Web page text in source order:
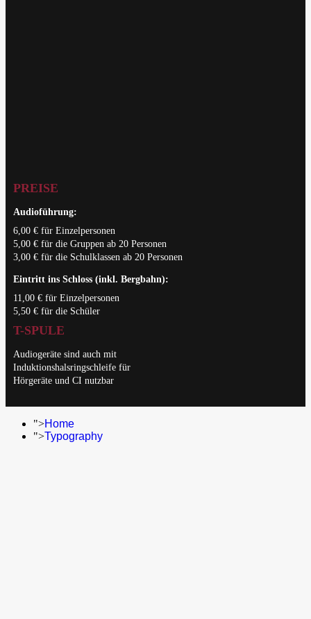
PREISE
Audioführung:
6,00 € für Einzelpersonen
5,00 € für die Gruppen ab 20 Personen
3,00 € für die Schulklassen ab 20 Personen
Eintritt ins Schloss (inkl. Bergbahn):
11,00 € für Einzelpersonen
5,50 € für die Schüler
T-SPULE
Audiogeräte sind auch mit
Induktionshalsringschleife für
Hörgeräte und CI nutzbar
">Home
">Typography